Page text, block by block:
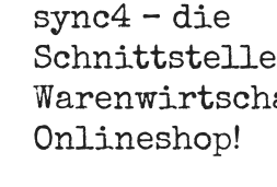
sync4 – die
Schnittstelle
Onlineshop!